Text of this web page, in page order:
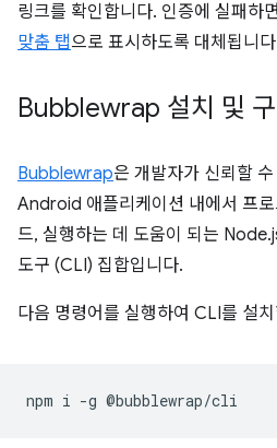
링크를 확인합니다. 인증에 실패하
맞춤 탭으로 표시하도록 대체됩니
Bubblewrap 설치 및
Bubblewrap은 개발자가 신뢰할
Android 애플리케이션 내에서 프
드, 실행하는 데 도움이 되는
도구 (CLI) 집합입니다.
다음 명령어를 실행하여 CLI를 설
npm i -g